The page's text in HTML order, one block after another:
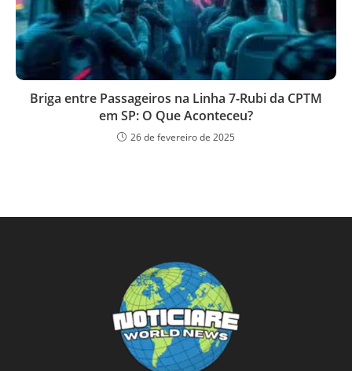
Briga entre Passageiros na Linha 7-Rubi da CPTM
em SP: O Que Aconteceu?
26 de fevereiro de 2025